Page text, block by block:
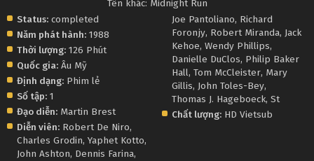
Tên khác: Midnight Run
Status: completed
Năm phát hành: 1988
Thời lượng: 126 Phút
Quốc gia: Âu Mỹ
Định dạng: Phim lẻ
Số tập: 1
Đạo diễn: Martin Brest
Diễn viên: Robert De Niro,
Charles Grodin, Yaphet Kotto,
John Ashton, Dennis Farina,
Joe Pantoliano, Richard
Foronjy, Robert Miranda, Jack
Kehoe,Wendy Phillips,
Danielle DuClos, Philip Baker
Hall,Tom McCleister, Mary
Gillis, John Toles-Bey,
Thomas J. Hageboeck,St
Chất lượng: HD Vietsub